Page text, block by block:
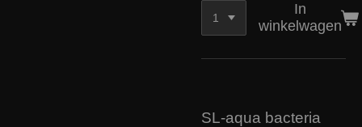
In
winkelwagen
SL-aqua bacteria